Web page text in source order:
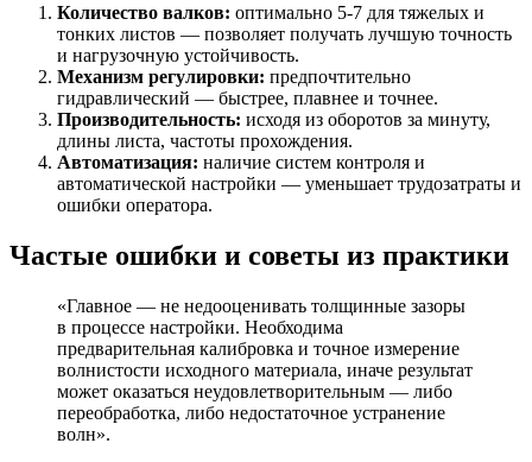
Количество валков: оптимально 5-7 для тяжелых и
тонких листов — позволяет получать лучшую точность
и нагрузочную устойчивость.
Механизм регулировки: предпочтительно
гидравлический — быстрее, плавнее и точнее.
Производительность: исходя из оборотов за минуту,
длины листа, частоты прохождения.
Автоматизация: наличие систем контроля и
автоматической настройки — уменьшает трудозатраты и
ошибки оператора.
Частые ошибки и советы из практики
«Главное — не недооценивать толщинные зазоры
в процессе настройки. Необходима
предварительная калибровка и точное измерение
волнистости исходного материала, иначе результат
может оказаться неудовлетворительным — либо
переобработка, либо недостаточное устранение
волн».